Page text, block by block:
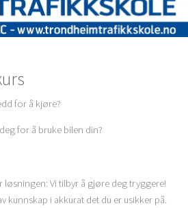
for å kjøre?
for å bruke bilen din?
løsningen: Vi tilbyr å gjøre deg tryggere!
kunnskap i akkurat det du er usikker på.